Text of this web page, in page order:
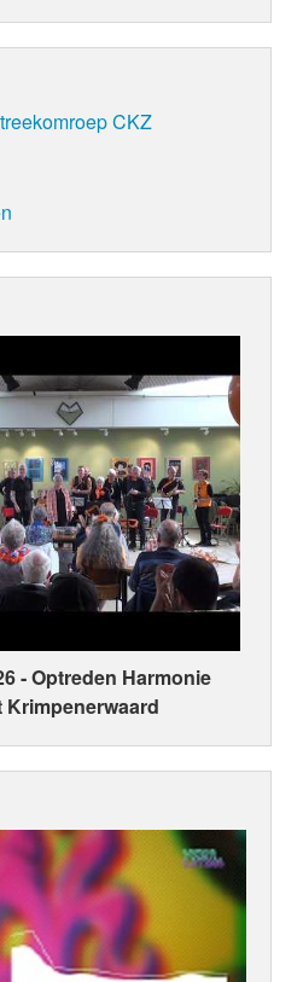
CKZ
‑ Optreden Harmonie
Krimpenerwaard